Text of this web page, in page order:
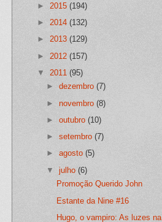
► 2015 (194)
► 2014 (132)
► 2013 (129)
► 2012 (157)
▼ 2011 (95)
►dezembro(7)
►novembro(8)
►outubro(10)
►setembro(7)
►agosto(5)
▼julho (6)
Promoção Querido John
Estante da Nine #16
Hugo, o vampiro: As luzes na